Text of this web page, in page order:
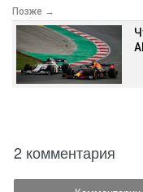
Позже →
2 комментария